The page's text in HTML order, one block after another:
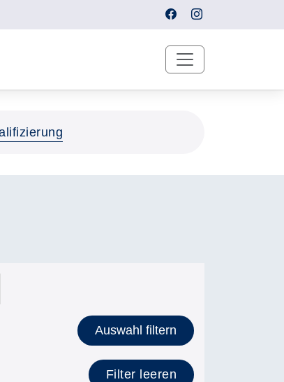
Auswahl filtern
Filter leeren